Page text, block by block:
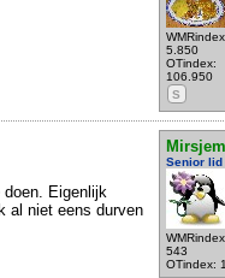
5.850
OTindex:
106.950
S
Mirsjem
Senior lid
543
OTindex:
Eigenlijk
al niet eens durven